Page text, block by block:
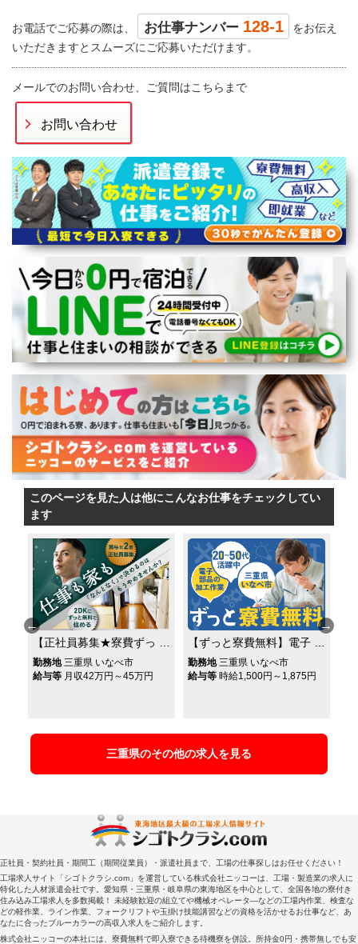
お電話でご応募の際は、 お仕事ナンバー 128-1
をお伝え
いただきますとスムーズにご応募いただけます。
メールでのお問い合わせ、ご質問はこちらまで
お問い合わせ
このページを見た人は他にこんなお仕事をチェックしてい
ます
【正社員募集★寮費ずっ
と無料】2年目で年収573
万円可◎賞与年2回◎電
勤務地三重県 いなべ市
給与等 月収42万円～45万円
【ずっと寮費無料】電子
部品の加工作業◎自宅ま
たは寮から自動車通勤で
勤務地三重県 いなべ市
給与等 時給1,500円～1,875円
三重県のその他の求人を見る
正社員・契約社員・期間工（期間従業員）・派遣社員まで、工場の仕事探しはお任せください！
工場求人サイト「シゴトクラシ.com」を運営している株式会社ニッコーは、工場・製造業の求人に
特化した人材派遣会社です。愛知県・三重県・岐阜県の東海地区を中心として、全国各地の寮付き
住み込み工場求人を多数掲載！ 未経験歓迎の組立てや機械オペレータ―などの工場内作業、検査な
どの軽作業、ライン作業、フォークリフトや玉掛け技能講習などの資格を活かせるお仕事など、あ
なたに合ったブルーカラーの高収入求人をご紹介します。
株式会社ニッコーの本社には、寮費無料で即入寮できる待機寮を併設。所持金0円・携帯無しでも安